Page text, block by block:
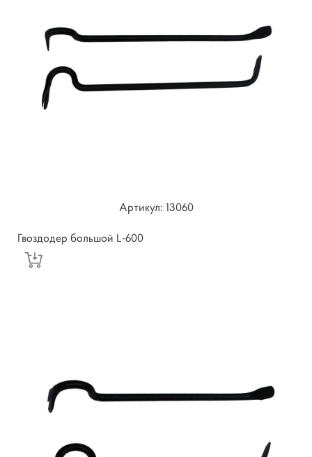
Артикул: 13060
Гвоздодер большой L-600